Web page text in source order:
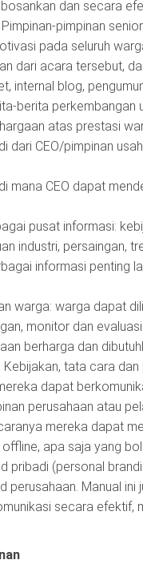
dan secara
pimpinan
pada seluruh
dari acara tersebut,
internal blog,
berita perkembangan
atas prestasi
dari CEO/pimpinan
mana CEO dapat
pusat informasi:
industri, persaingan,
informasi penting
warga: warga dapat
monitor dan
berharga dan
Kebijakan, tata cara
dapat
perusahaan atau
mereka dapat
offline, apa saja yang
pribadi (personal
perusahaan. Manual
secara